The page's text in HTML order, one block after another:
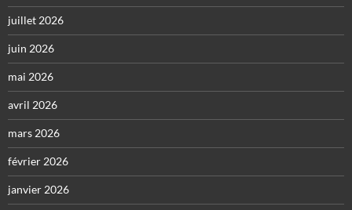
juillet 2026
juin 2026
mai 2026
avril 2026
mars 2026
février 2026
janvier 2026